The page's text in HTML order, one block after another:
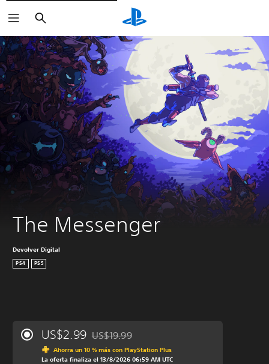
Buscar
The Messenger
Devolver Digital
PS4 PS5
US$2.99 Rebajado del precio original de US$19.99
US$19.99
Ahorra un 10 % más con PlayStation Plus
La oferta finaliza el 13/8/2026 06:59 AM UTC